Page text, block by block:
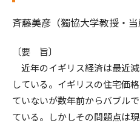
斉藤美彦（獨協大学教授・当
〔要 旨〕
近年のイギリス経済は最近
している。イギリスの住宅価
ていないが数年前からバブル
ている。しかしその問題点は